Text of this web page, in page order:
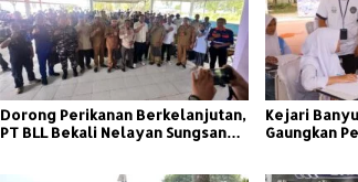
Dorong Perikanan Berkelanjutan,
PT BLL Bekali Nelayan Sungsang
Kejari
Gaungkan